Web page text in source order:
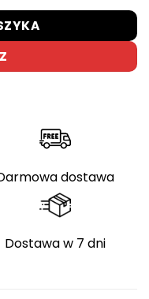
dostawa
Dostawa w 7 dni